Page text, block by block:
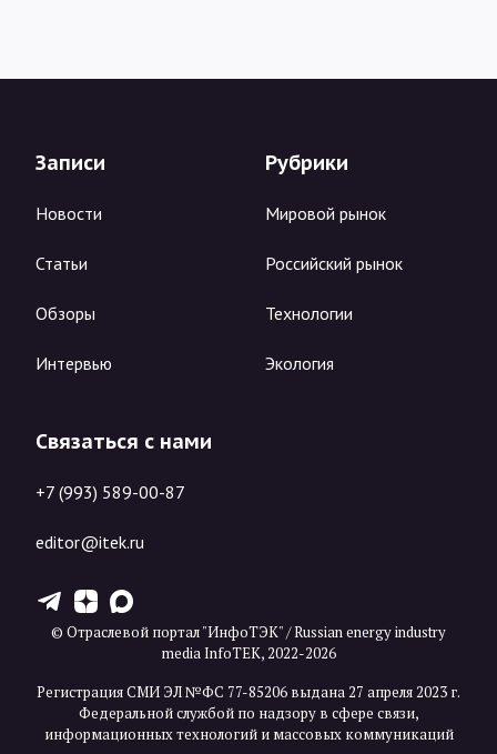
Записи
Новости
Статьи
Обзоры
Интервью
Рубрики
Мировой рынок
Российский рынок
Технологии
Экология
Связаться с нами
+7 (993) 589-00-87
editor@itek.ru
T Z X
© Отраслевой портал "ИнфоТЭК" / Russian energy industry
media InfoTEK, 2022-2026
Регистрация СМИ ЭЛ №ФС 77-85206 выдана 27 апреля 2023 г.
Федеральной службой по надзору в сфере связи,
информационных технологий и массовых коммуникаций